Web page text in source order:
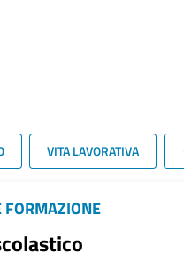
VITA LAVORATIVA
FORMAZIONE